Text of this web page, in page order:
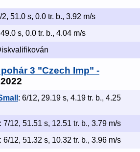
2, 51.0 s, 0.0 tr. b., 3.92 m/s
s, 0.0 tr. b., 4.04 m/s
3 "Czech Imp" -
: 6/12, 29.19 s, 4.19 tr. b., 4.25
: 7/12, 51.51 s, 12.51 tr. b., 3.79 m/s
: 6/12, 51.32 s, 10.32 tr. b., 3.96 m/s